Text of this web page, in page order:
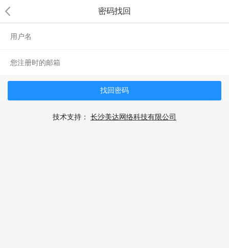
密码找回
找回密码
技术支持： 长沙美达网络科技有限公司